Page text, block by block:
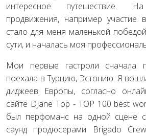
интересное путешествие.
продвижения, например участие
стало для меня маленькой
сути, и началась моя
Мои первые гастроли сначала
поехала в Турцию, Эстонию. Я
диджеев Европы, согласно
сайте DJane Top - TOP 100 best
был перфоманс на одной сцене
саунд продюсерами Brigado